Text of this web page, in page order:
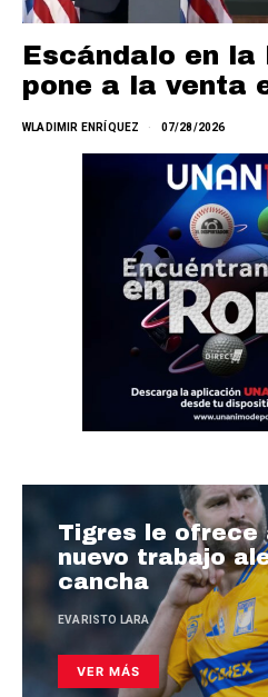
Escándalo en la
pone a la venta
WLADIMIR ENRÍQUEZ 07/28/2026
Tigres le ofrece
nuevo trabajo
cancha
EVARISTO LARA
VER MÁS